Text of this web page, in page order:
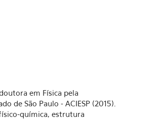
em Física pela
de São Paulo - ACIESP (2015).
química, estrutura